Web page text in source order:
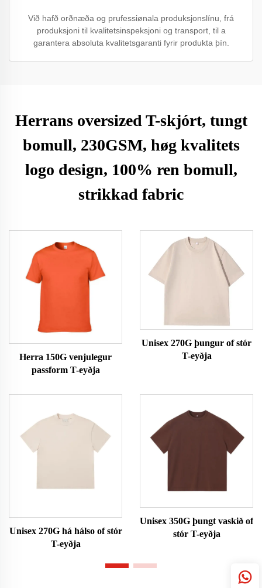
Við hafð orðnæða og prufessiønala produksjonslínu, frá
produksjoni til kvalitetsinspeksjoni og transport, til a
garantera absoluta kvalitetsgaranti fyrir produkta þín.
Herrans oversized T-skjórt, tungt
bomull, 230GSM, høg kvalitets
logo design, 100% ren bomull,
strikkad fabric
Herra 150G venjulegur
passform T-eyðja
Unisex 270G þungur of stór
T-eyðja
Unisex 270G há hálso of stór
T-eyðja
Unisex 350G þungt vaskið of
stór T-eyðja